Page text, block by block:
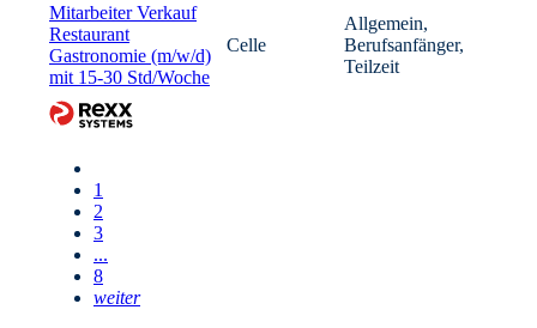
Mitarbeiter Verkauf
Restaurant
Gastronomie (m/w/d)
mit 15-30 Std/Woche
Celle
Allgemein,
Berufsanfänger,
Teilzeit
1
2
3
...
8
weiter